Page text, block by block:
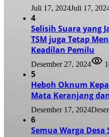
Juli 17, 2024Juli 17,
4
Selisih Suara yang
TSM juga Tetap
Keadilan Pemilu
Desember 27, 2024
5
Heboh Oknum
Mata Keranjang
Desember 17, 2024
6
Semua Warga